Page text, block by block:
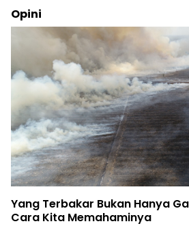
Opini
Yang Terbakar Bukan Hanya
Cara Kita Memahaminya